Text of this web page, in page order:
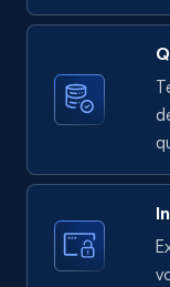
price, and
1.9K+
Asin, URL,
price,